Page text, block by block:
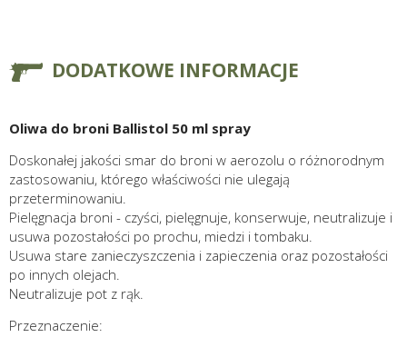
DODATKOWE INFORMACJE
Oliwa do broni Ballistol 50 ml spray
Doskonałej jakości smar do broni w aerozolu o różnorodnym
zastosowaniu, którego właściwości nie ulegają
przeterminowaniu.
Pielęgnacja broni - czyści, pielęgnuje, konserwuje, neutralizuje i
usuwa pozostałości po prochu, miedzi i tombaku.
Usuwa stare zanieczyszczenia i zapieczenia oraz pozostałości
po innych olejach.
Neutralizuje pot z rąk.
Przeznaczenie: